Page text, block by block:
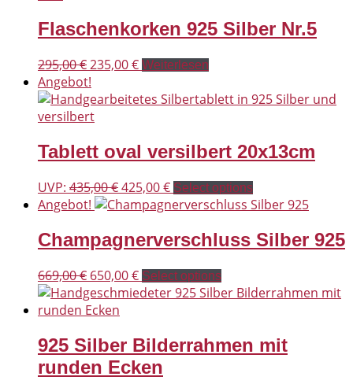
Flaschenkorken 925 Silber Nr.5
295,00€ Ursprünglicher
Preis
war:
295,00 €
235,00€Aktueller
ist:
Weiterlesen
Angebot!
Tablett oval versilbert 20x13cm
UVP: 435,00€Ursprünglicher
Preis
435,00 €
425,00€Aktueller
Preis
425,00 €.
Select options
Angebot!
Champagnerverschluss Silber 925
669,00€ Ursprünglicher
Preis
war:
650,00€Aktueller
Preis
Select options
925 Silber Bilderrahmen mit
runden Ecken